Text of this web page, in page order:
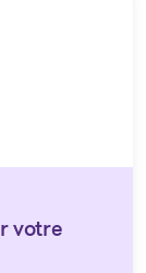
votre